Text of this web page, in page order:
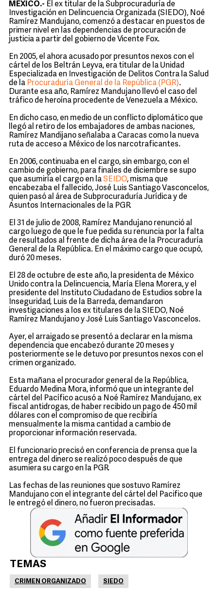
MÉXICO.- El ex titular de la Subprocuraduría de
Investigación en Delincuencia Organizada (SIEDO), Noé
Ramírez Mandujano, comenzó a destacar en puestos de
primer nivel en las dependencias de procuración de
justicia a partir del gobierno de Vicente Fox.
En 2005, el ahora acusado por presuntos nexos con el
cártel de los Beltrán Leyva, era titular de la Unidad
Especializada en Investigación de Delitos Contra la Salud
de la Procuraduría General de la República (PGR).
Durante esa año, Ramírez Mandujano llevó el caso del
tráfico de heroína procedente de Venezuela a México.
En dicho caso, en medio de un conflicto diplomático que
llegó al retiro de los embajadores de ambas naciones,
Ramírez Mandijano señalaba a Caracas como la nueva
ruta de acceso a México de los narcotraficantes.
En 2006, continuaba en el cargo, sin embargo, con el
cambio de gobierno, para finales de diciembre se supo
que asumiría el cargo en laSEIDO, misma que
encabezaba el fallecido, José Luis Santiago Vasconcelos,
quien pasó al área de Subprocuraduría Jurídica y de
Asuntos Internacionales de la PGR.
El 31 de julio de 2008, Ramírez Mandujano renunció al
cargo luego de que le fue pedida su renuncia por la falta
de resultados al frente de dicha área de la Procuraduría
General de la República. En el máximo cargo que ocupó,
duró 20 meses.
El 28 de octubre de este año, la presidenta de México
Unido contra la Delincuencia, María Elena Morera, y el
presidente del Instituto Ciudadano de Estudios sobre la
Inseguridad, Luis de la Barreda, demandaron
investigaciones a los ex titulares de la SIEDO, Noé
Ramírez Mandujano y José Luis Santiago Vasconcelos.
Ayer, el arraigado se presentó a declarar en la misma
dependencia que encabezó durante 20 meses y
posteriormente se le detuvo por presuntos nexos con el
crimen organizado.
Esta mañana el procurador general de la República,
Eduardo Medina Mora, informó que un integrante del
cártel del Pacífico acusó a Noé Ramírez Mandujano, ex
fiscal antidrogas, de haber recibido un pago de 450 mil
dólares con el compromiso de que recibiría
mensualmente la misma cantidad a cambio de
proporcionar información reservada.
El funcionario precisó en conferencia de prensa que la
entrega del dinero se realizó poco después de que
asumiera su cargo en la PGR.
Las fechas de las reuniones que sostuvo Ramírez
Mandujano con el integrante del cártel del Pacifico que
le entregó el dinero, no fueron precisadas.
TEMAS
CRIMEN ORGANIZADO SIEDO